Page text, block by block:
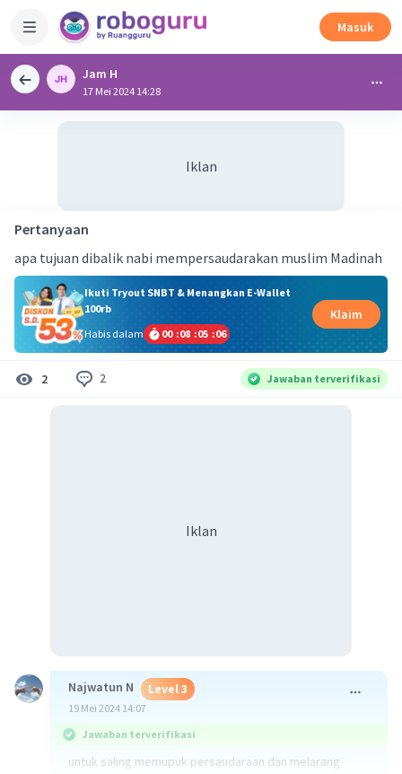
Masuk
Jam H
17 Mei 2024 14:28
Iklan
Pertanyaan
apa tujuan dibalik nabi mempersaudarakan muslim Madinah
Ikuti Tryout SNBT & Menangkan E-Wallet
100rb
Habis dalam
00 :08 :05 :05
Klaim
2 2 Jawaban terverifikasi
Iklan
Najwatun N Level 3
19 Mei 2024 14:07
Jawaban terverifikasi
untuk saling memupuk persaudaraan dan melarang